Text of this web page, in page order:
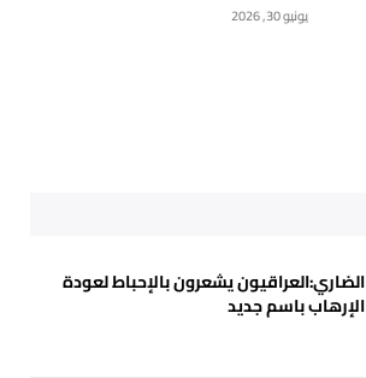
يونيو 30, 2026
الضاري:العراقيون يشعرون بالإحباط لعودة
الإرهاب باسم جديد